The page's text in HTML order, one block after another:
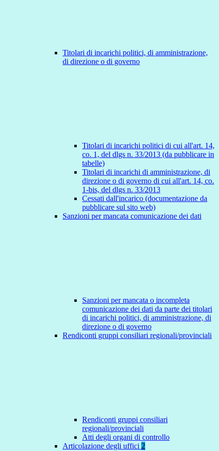
Titolari di incarichi politici, di amministrazione,
di direzione o di governo
Titolari di incarichi politici di cui all'art. 14,
co. 1, del dlgs n. 33/2013 (da pubblicare in
tabelle)
Titolari di incarichi di amministrazione, di
direzione o di governo di cui all'art. 14, co.
1-bis, del dlgs n. 33/2013
Cessati dall'incarico (documentazione da
pubblicare sul sito web)
Sanzioni per mancata comunicazione dei dati
Sanzioni per mancata o incompleta
comunicazione dei dati da parte dei titolari
di incarichi politici, di amministrazione, di
direzione o di governo
Rendiconti gruppi consiliari regionali/provinciali
Rendiconti gruppi consiliari
regionali/provinciali
Atti degli organi di controllo
Articolazione degli uffici 2